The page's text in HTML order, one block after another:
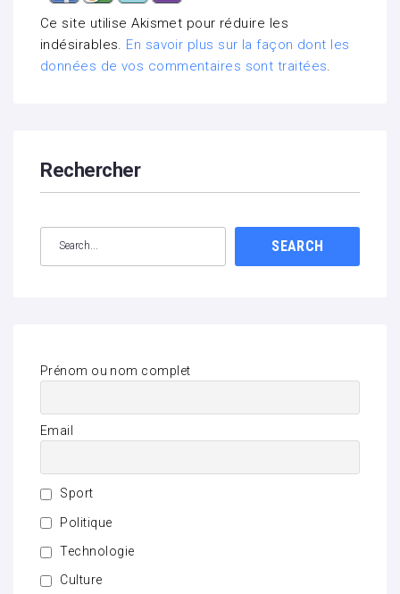
Ce site utilise Akismet pour réduire les
indésirables. En savoir plus sur la façon dont les
données de vos commentaires sont traitées.
Rechercher
SEARCH
Prénom ou nom complet
Email
Sport
Politique
Technologie
Culture